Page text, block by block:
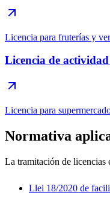
Licencia para fruterías y
Licencia de
Licencia para
Normativa
La tramitación de licencias
Llei 18/2020 de